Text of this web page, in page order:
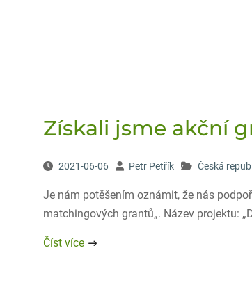
Získali jsme akční
2021-06-06 Petr Petřík Česká
Je nám potěšením oznámit, že nás
matchingových grantů„. Název projektu:
Číst více